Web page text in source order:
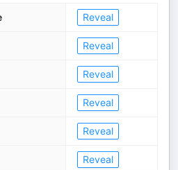
Reveal
Reveal
Reveal
Reveal
Reveal
Reveal